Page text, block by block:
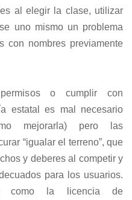
al elegir la clase, utilizar
uno mismo un problema
con nombres previamente
o cumplir con
estatal es mal necesario
mejorarla) pero las
“igualar el terreno”, que
y deberes al competir y
para los usuarios.
como la licencia de